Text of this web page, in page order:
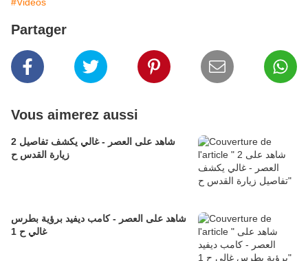
Partager
Vous aimerez aussi
2 شاهد على العصر - غالي يكشف تفاصيل
زيارة القدس ح
شاهد على العصر - كامب ديفيد برؤية بطرس
غالي ح 1